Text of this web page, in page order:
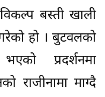
बस्ती खाली
गरेको हो । बुटवलको
प्रदर्शनमा
राजीनामा माग्दै